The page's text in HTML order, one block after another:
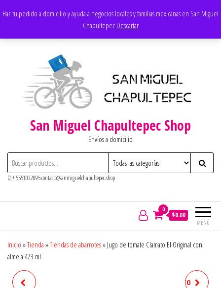
alHaz tu pedido a domicilio y ayuda a negocios locales y familias mexicanas en San Miguel
Chapultepec Descartar
San Miguel Chapultepec Shop
Envíos a domicilio
+ 5551032095 contacto@sanmiguelchapultepec.shop
MENÚ
0
$0.00
Inicio »Tienda »Tiendas de abarrotes» Jugo de tomate Clamato El Original con
almeja 473 ml
JUGO DE TOMATE CLAMATO